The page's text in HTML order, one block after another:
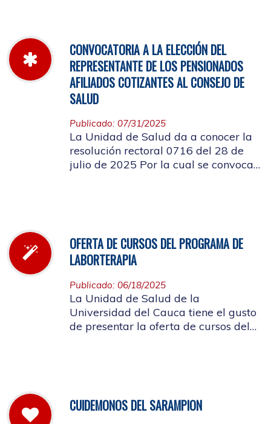
CONVOCATORIA A LA ELECCIÓN DEL
REPRESENTANTE DE LOS PENSIONADOS
AFILIADOS COTIZANTES AL CONSEJO DE
SALUD
Publicado: 07/31/2025
La Unidad de Salud da a conocer la
resolución rectoral 0716 del 28 de
julio de 2025 Por la cual se convoca
OFERTA DE CURSOS DEL PROGRAMA DE
LABORTERAPIA
Publicado: 06/18/2025
La Unidad de Salud de la
Universidad del Cauca tiene el gusto
de presentar la oferta de cursos del
CUIDEMONOS DEL SARAMPION